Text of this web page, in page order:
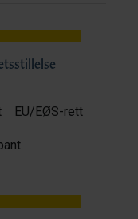
EU/EØS-rett